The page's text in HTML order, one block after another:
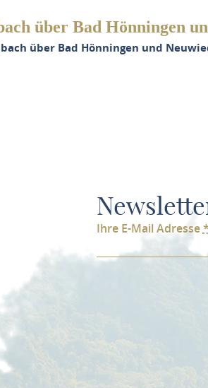
über Bad Hönningen
über Bad Hönningen und
Ihre E-Mail Adresse*